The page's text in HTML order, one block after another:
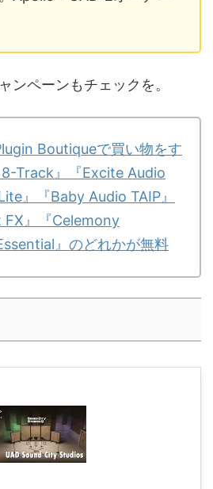
ンペーンもチェックを。
Boutiqueで買い物をす
Track』『Excite Audio
』『Baby Audio TAIP』
FX』『Celemony
』のどれかが無料